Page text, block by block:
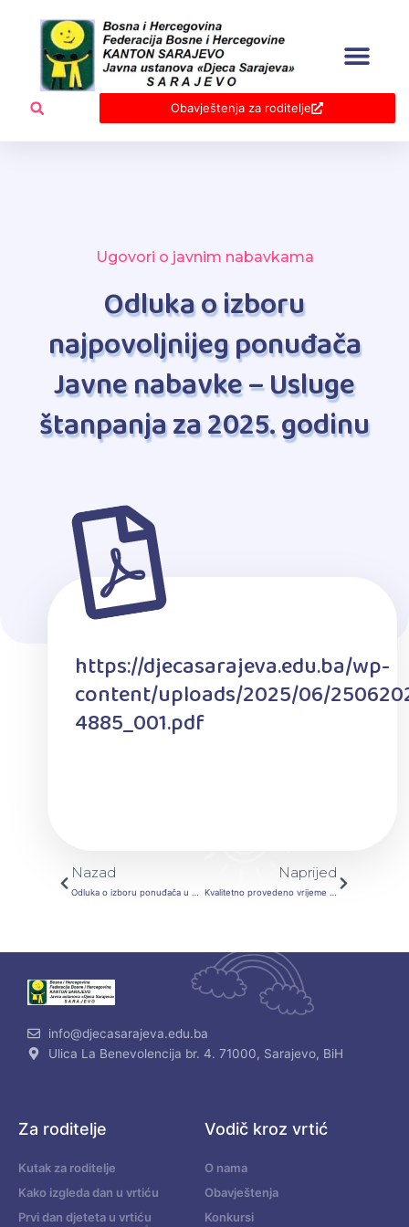
content
Obavještenja za roditelje
Ugovori o javnim nabavkama
Odluka o izboru
najpovoljnijeg ponuđača
Javne nabavke – Usluge
štanpanja za 2025. godinu
https://djecasarajeva.edu.ba/wp-
content/uploads/2025/06/
4885_001.pdf
Prev
Nazad
Odluka o izboru ponuđača u otvorenom postupku putem mini tendera Javne nabavke – Nabavka i isporuka koncentrovanih serdstava za čišćenje pa period 2 godine
Naprijed
Kvalitetno provedeno vrijeme roditelja i djece tokom ljeta
info@djecasarajeva.edu.ba
Ulica La Benevolencija br. 4. 71000, Sarajevo, BiH
Za roditelje
Kutak za roditelje
Kako izgleda dan u vrtiću
Prvi dan djeteta u vrtiću
Vodič kroz vrtić
O nama
Obavještenja
Konkursi